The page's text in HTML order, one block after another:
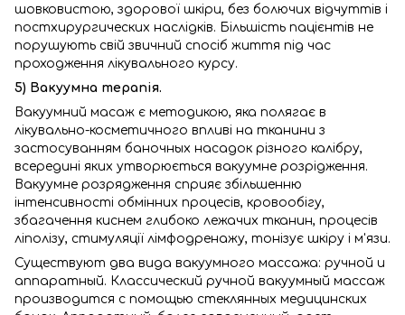
шовковистою, здорової шкіри, без болючих відчуттів і
постхирургических наслідків. Більшість пацієнтів не
порушують свій звичний спосіб життя під час
проходження лікувального курсу.
5) Вакуумна терапія.
Вакуумний масаж є методикою, яка полягає в
лікувально-косметичного впливі на тканини з
застосуванням баночных насадок різного калібру,
всередині яких утворюється вакуумне розрідження.
Вакуумне розрядження сприяє збільшенню
інтенсивності обмінних процесів, кровообігу,
збагачення киснем глибоко лежачих тканин, процесів
ліполізу, стимуляції лімфодренажу, тонізує шкіру і м'язи.
Существуют два вида вакуумного массажа: ручной и
аппаратный. Классический ручной вакуумный массаж
производится с помощью стеклянных медицинских